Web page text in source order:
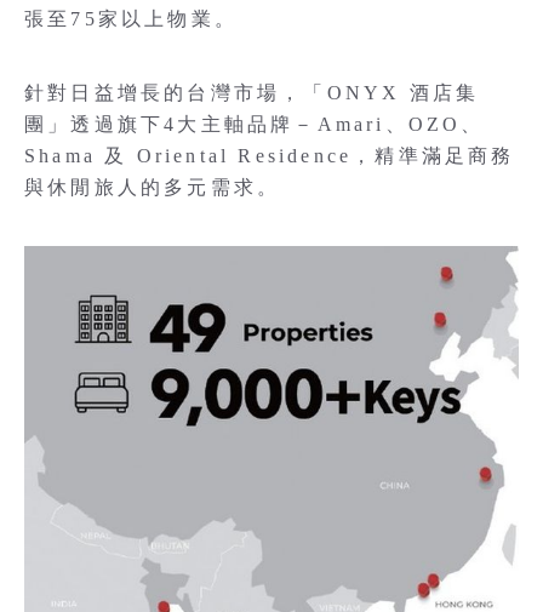
張至75家以上物業。
針對日益增長的台灣市場，「ONYX 酒店集
團」透過旗下4大主軸品牌－Amari、OZO、
Shama 及 Oriental Residence，精準滿足商務
與休閒旅人的多元需求。